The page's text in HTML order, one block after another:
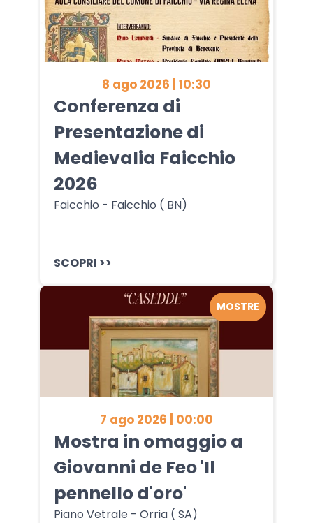
8 ago 2026 | 10:30
Conferenza di
Presentazione di
Medievalia Faicchio
2026
Faicchio - Faicchio ( BN)
SCOPRI >>
7 ago 2026 | 00:00
Mostra in omaggio a
Giovanni de Feo 'Il
pennello d'oro'
Piano Vetrale - Orria ( SA)
MOSTRE